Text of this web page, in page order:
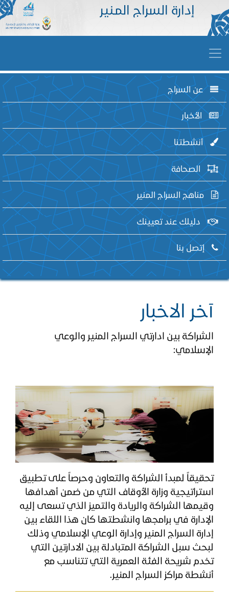
إدارة السراج المـنير
عن السراج
الأخبار
أنشطتنا
الصحافة
مناهج السراج المنير
دليلك عند تعيينك
إتصل بنا
آخر الاخبار
الشراكة بين ادارتي السراج المنير والوعي
الإسلامي:
​تحقيقاً لمبدأ الشراكة والتعاون وحرصاً على تطبيق
استراتيجية وزارة الأوقاف التي من ضمن أهدافها
وقيمها الشراكة والريادة والتميز الذي تسعى إليه
الإدارة في برامجها وانشطتها كان هذا اللقاء بين
إدارة السراج المنير وإدارة الوعي الإسلامي وذلك
لبحث سبل الشراكة المتبادلة بين الادارتين التي
تخدم شريحة الفئة العمرية التي تتناسب مع
أنشطة مراكز السراج المنير.